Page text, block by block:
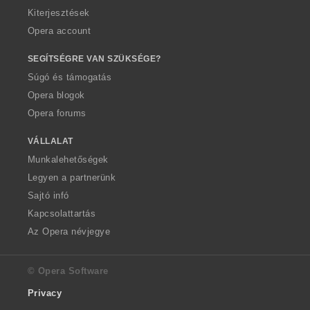
Kiterjesztések
Opera account
SEGÍTSÉGRE VAN SZÜKSÉGE?
Súgó és támogatás
Opera blogok
Opera forums
VÁLLALAT
Munkalehetőségek
Legyen a partnerünk
Sajtó infó
Kapcsolattartás
Az Opera névjegye
© Opera Software
Privacy